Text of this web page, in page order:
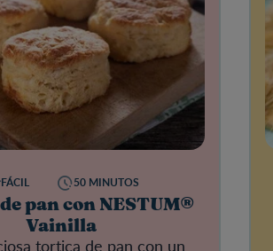
pan con NESTUM®
Vainilla
tortica de pan con un
FÁCIL 50 MINUTOS